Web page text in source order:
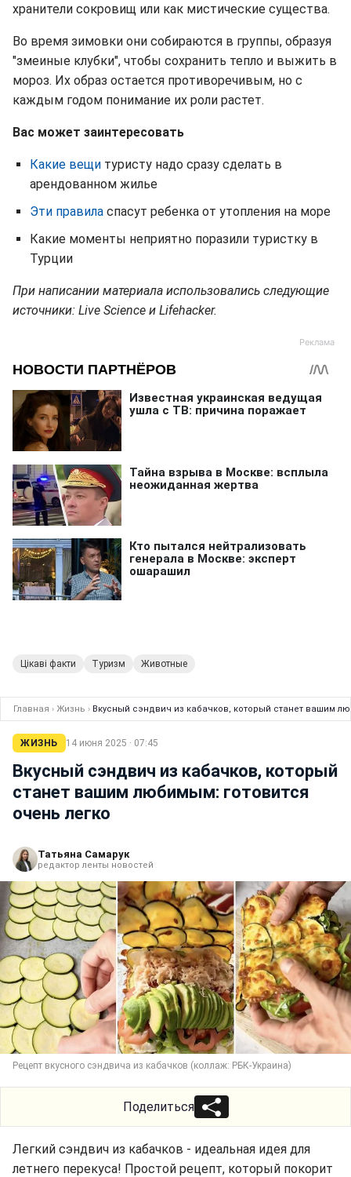
хранители сокровищ или как мистические существа.
Во время зимовки они собираются в группы, образуя
"змеиные клубки", чтобы сохранить тепло и выжить в
мороз. Их образ остается противоречивым, но с
каждым годом понимание их роли растет.
Вас может заинтересовать
Какие вещи туристу надо сразу сделать в
арендованном жилье
Эти правила спасут ребенка от утопления на море
Какие моменты неприятно поразили туристку в
Турции
При написании материала использовались следующие
источники: Live Science и Lifehacker.
Цікаві факти Туризм Животные
Главная › Жизнь › Вкусный сэндвич из кабачков, который станет вашим
ЖИЗНЬ 14 июня 2025 · 07:45
Вкусный сэндвич из кабачков, который
станет вашим любимым: готовится
очень легко
Татьяна Самарук
редактор ленты новостей
Рецепт вкусного сэндвича из кабачков (коллаж: РБК-Украина)
Поделиться
Легкий сэндвич из кабачков - идеальная идея для
летнего перекуса! Простой рецепт, который покорит